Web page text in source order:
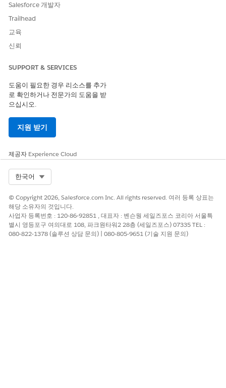
Select[Fit Height]
추가 자원
Knowledge 기사 번호
005239143
개선을 위한 의견을 보내주세요.
Salesforce 개발자
Trailhead
교육
신뢰
SUPPORT & SERVICES
도움이 필요한 경우 리소스를 추가
로 확인하거나 전문가의 도움을 받
으십시오.
지원 받기
제공자 Experience Cloud
한국어
© Copyright 2026, Salesforce.com Inc. All rights reserved. 여러 등록 상표는
해당 소유자의 것입니다.
사업자 등록번호 : 120-86-92851 , 대표자 : 벤슨웡 세일즈포스 코리아 서울특
별시 영등포구 여의대로 108, 파크원타워2 28층 (세일즈포스) 07335 TEL :
080-822-1378 (솔루션 상담 문의) | 080-805-9651 (기술 지원 문의)